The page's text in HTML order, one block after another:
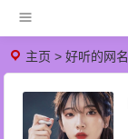
主页 >好听的网名